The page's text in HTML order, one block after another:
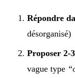
Répondre
désorganisé)
Proposer 2-
vague type